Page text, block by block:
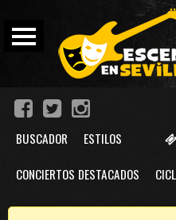
BUSCADOR ESTILOS
CONCIERTOS DESTACADOS